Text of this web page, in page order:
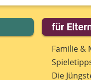
für
Familie &
Die